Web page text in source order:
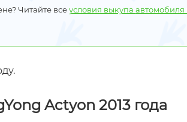
Читайте всеусловия выкупа автомобиля после
Actyon 2013 года